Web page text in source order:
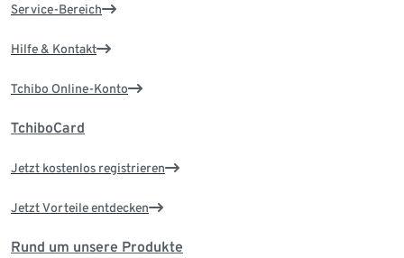
Service-Bereich
Hilfe & Kontakt
Tchibo Online-Konto
TchiboCard
Jetzt kostenlos registrieren
Jetzt Vorteile entdecken
Rund um unsere Produkte